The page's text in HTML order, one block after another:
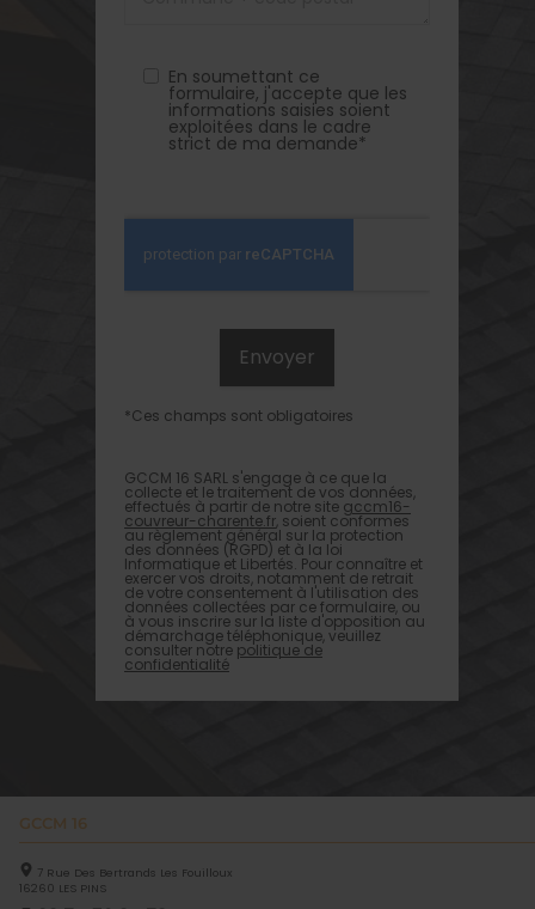
En soumettant ce
formulaire, j'accepte que les
informations saisies soient
exploitées dans le cadre
strict de ma demande*
*Ces champs sont obligatoires
GCCM 16 SARL s'engage à ce que la
collecte et le traitement de vos données,
effectués à partir de notre site gccm16-
couvreur-charente.fr, soient conformes
au règlement général sur la protection
des données (RGPD) et à la loi
Informatique et Libertés. Pour connaître et
exercer vos droits, notamment de retrait
de votre consentement à l'utilisation des
données collectées par ce formulaire, ou
à vous inscrire sur la liste d'opposition au
démarchage téléphonique, veuillez
consulter notre politique de
confidentialité
GCCM 16
7 Rue Des Bertrands Les Fouilloux
16260 LES PINS